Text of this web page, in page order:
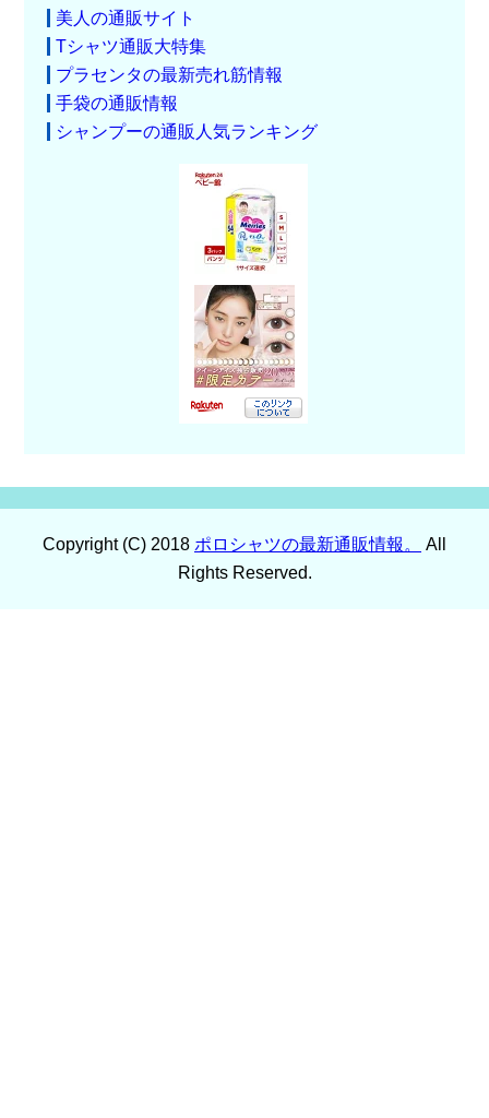
美人の通販サイト
Tシャツ通販大特集
プラセンタの最新売れ筋情報
手袋の通販情報
シャンプーの通販人気ランキング
Copyright (C) 2018 ポロシャツの最新通販情報。
All
Rights Reserved.